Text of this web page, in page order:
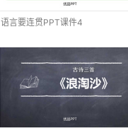
语言要连贯PPT课件4